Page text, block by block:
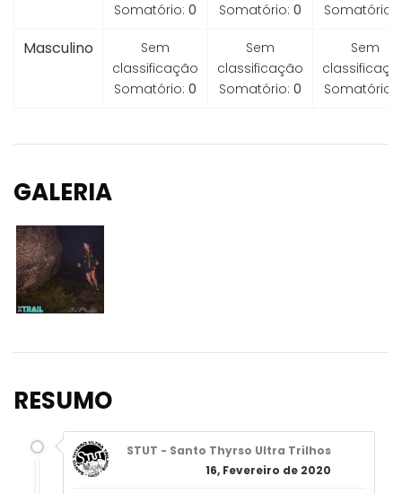
Somatório: 0
Somatório: 0
Somatório:
Masculino
Sem
classificação
Somatório: 0
Sem
classificação
Somatório: 0
Sem
Somatório:
GALERIA
RESUMO
STUT - Santo Thyrso Ultra Trilhos
16, Fevereiro de 2020